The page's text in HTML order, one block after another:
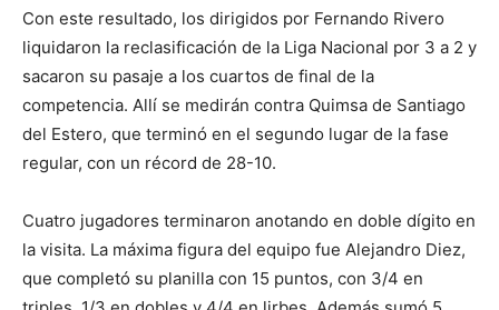
Con este resultado, los dirigidos por Fernando Rivero
liquidaron la reclasificación de la Liga Nacional por 3 a 2 y
sacaron su pasaje a los cuartos de final de la
competencia. Allí se medirán contra Quimsa de Santiago
del Estero, que terminó en el segundo lugar de la fase
regular, con un récord de 28-10.
Cuatro jugadores terminaron anotando en doble dígito en
la visita. La máxima figura del equipo fue Alejandro Diez,
que completó su planilla con 15 puntos, con 3/4 en